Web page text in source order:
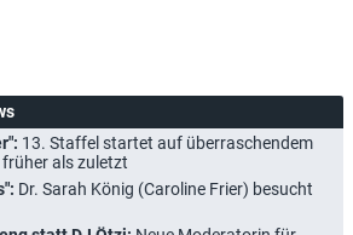
13. Staffel startet auf überraschendem
als zuletzt
Dr. Sarah König (Caroline Frier) besucht